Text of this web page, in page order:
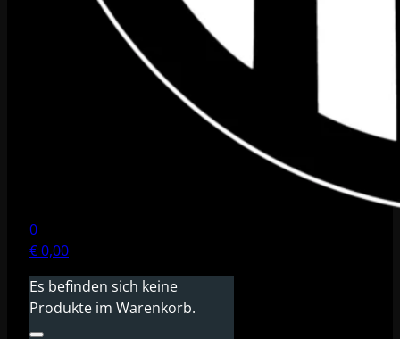
0
€0,00
Es befinden sich keine
Produkte im Warenkorb.